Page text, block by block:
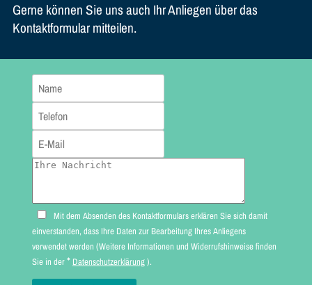
Gerne können Sie uns auch Ihr Anliegen über das
Kontaktformular mitteilen.
Mit dem Absenden des Kontaktformulars erklären Sie sich damit
einverstanden, dass Ihre Daten zur Bearbeitung Ihres Anliegens
verwendet werden (Weitere Informationen und Widerrufshinweise finden
Sie in der* Datenschutzerklärung).